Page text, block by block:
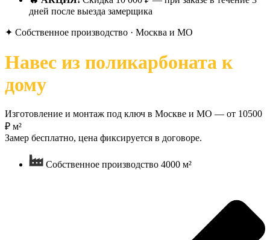
дней после выезда замерщика
✦ Собственное производство · Москва и МО
Навес из поликарбоната к
дому
Изготовление и монтаж под ключ в Москве и МО — от 10500
₽ м²
Замер бесплатно, цена фиксируется в договоре.
Собственное производство 4000 м²